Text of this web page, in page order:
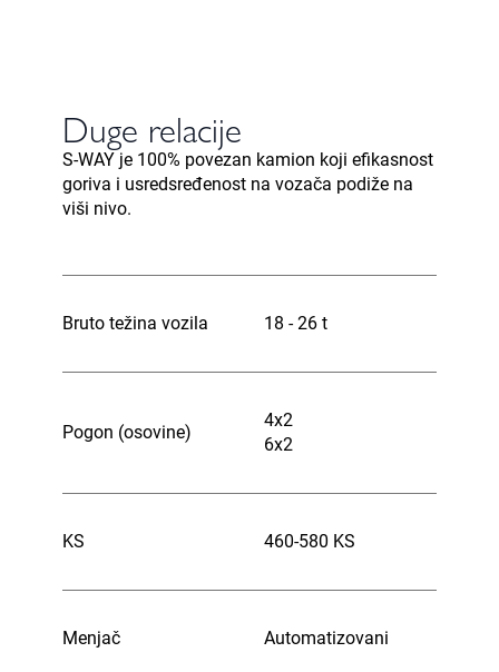
Duge relacije
S-WAY je 100% povezan kamion koji efikasnost
goriva i usredsređenost na vozača podiže na
viši nivo.
Bruto težina vozila 18 - 26 t
Pogon (osovine)
4x2
6x2
KS 460-580 KS
Menjač Automatizovani